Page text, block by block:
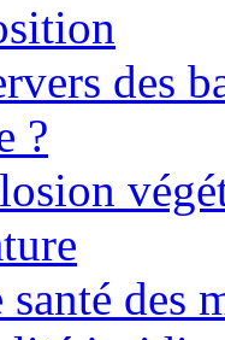
des
?
santé des